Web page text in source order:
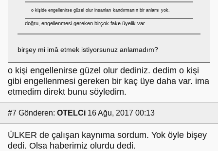
o kişide engellenirse güzel olur insanları kandırmanın bir anlamı yok.
doğru, engellenmesi gereken birçok fake üyelik var.
birşey mi imâ etmek istiyorsunuz anlamadım?
o kişi engellenirse güzel olur dediniz. dedim o kişi
gibi engellenmesi gereken bir kaç üye daha var. ima
etmedim direkt bunu söyledim.
#7 Gönderen: OTELCi 16 Ağu, 2017 00:13
ÜLKER de çalışan kaynıma sordum. Yok öyle bişey
dedi. Olsa haberimiz olurdu dedi.